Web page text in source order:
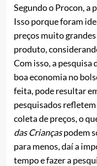
Segundo o Procon, a
Isso porque foram
preços muito
produto,
Com isso, a pesquisa
boa economia no
feita, pode resultar
pesquisados
coleta de preços, o
das Criançaspodem
para menos, daí a
tempo e fazer a